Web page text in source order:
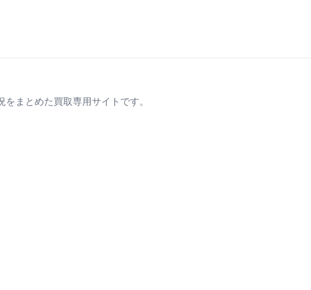
まとめた買取専用サイトです。